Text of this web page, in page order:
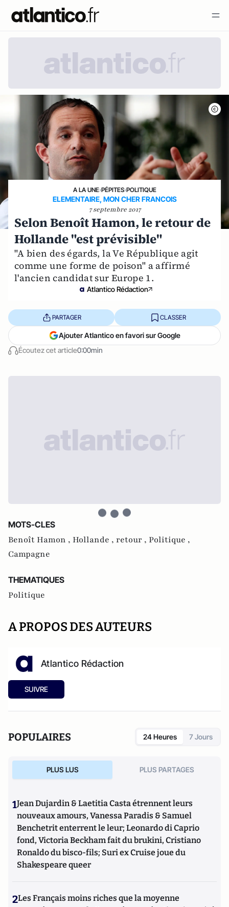
A LA UNE›PÉPITES›POLITIQUE
ELEMENTAIRE, MON CHER FRANCOIS
7 septembre 2017
Selon Benoît Hamon, le retour de
Hollande "est prévisible"
"A bien des égards, la Ve République agit
comme une forme de poison" a affirmé
l'ancien candidat sur Europe 1.
Atlantico Rédaction
Écoutez cet article0:00min
PARTAGER CLASSER
Ajouter Atlantico en favori sur Google
MOTS-CLES
Benoît Hamon , Hollande , retour , Politique ,
Campagne
THEMATIQUES
Politique
A PROPOS DES AUTEURS
Atlantico Rédaction
SUIVRE
POPULAIRES 24 Heures 7 Jours
PLUS LUS PLUS PARTAGES
1Jean Dujardin & Laetitia Casta étrennent leurs
nouveaux amours, Vanessa Paradis & Samuel
Benchetrit enterrent le leur; Leonardo di Caprio
fond, Victoria Beckham fait du brukini, Cristiano
Ronaldo du bisco-fils; Suri ex Cruise joue du
Shakespeare queer
2Les Français moins riches que la moyenne